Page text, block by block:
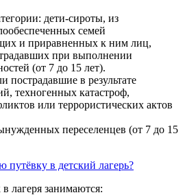
дети-сироты, из
семей
и приравненных к ним лиц,
при выполнении
(от 7 до 15 лет).
пострадавшие в результате
техногенных катастроф,
или террористических актов
переселенцев (от 7 до 15
путёвку в детский лагерь?
лагеря занимаются: